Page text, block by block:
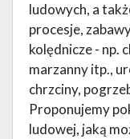
ludowych, a
procesje,
kolędnicze - np.
marzanny itp.,
chrzciny,
Proponujemy
ludowej, jaką